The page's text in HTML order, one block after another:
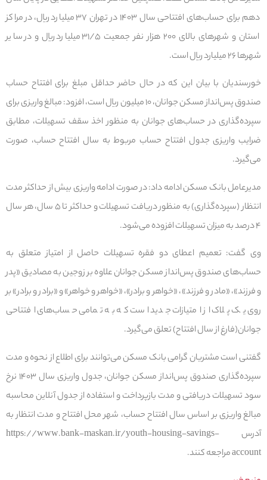
دهم برای حساب‌های افتتاحی سال ۱۴۰۳ در تهران ۳۷ میلیارد ریال، در مراکز
استان و شهرهای بالای ۲۰۰ هزار نفر جمعیت ۳۱/۵ میلیارد ریال و در سایر
شهرها ۲۶ میلیارد ریال است.
خورسندیان با بیان این که در حال حاضر حداقل مبلغ برای افتتاح حساب
صندوق پس‌انداز مسکن جوانان، ۱۰ میلیون ریال است، افزود: مبالغ واریزی برای
سپرده‌گذاری در حساب‌های جوانان به منظور اخذ سقف تسهیلات، مطابق
ضرایب واریزی جدول افتتاح حساب مربوط به سال افتتاح حساب، صورت
می‌گیرد.
مدیرعامل بانک مسکن ادامه داد: در صورت ادامه واریزی بیش از حداکثر مدت
انتظار (سپرده‌گذاری) به منظور دریافت تسهیلات و حداکثر تا ۵ سال، هر سال
۴ درصد به میزان تسهیلات افزوده می‌شود.
وی گفت: تعمیم اعطای دو فقره تسهیلات حاصل از امتیاز متعلق به
حساب‌های صندوق پس‌انداز مسکن جوانان علاوه بر زوجین به مصادیق «پدر
و فرزند»، «مادر و فرزند»، «خواهر و برادر»، «خواهر و خواهر» و «برادر و برادر» بر
روی یک پلاک از امتیازات جدید است که به تمامی حساب‌های افتتاحی
جوانان(فارغ از سال افتتاح) تعلق می‌گیرد.
گفتنی است مشتریان گرامی بانک مسکن می‌توانند برای اطلاع از نحوه و مدت
سپرده‌گذاری صندوق پس‌انداز مسکن جوانان، جدول واریزی سال ۱۴۰۳ نرخ
سود تسهیلات دریافتی و مدت بازپرداخت و استفاده از جدول آنلاین محاسبه
مبالغ واریزی بر اساس سال افتتاح حساب، شهر محل افتتاح و مدت انتظار به
آدرس https://www.bank-maskan.ir/youth-housing-savings-
account مراجعه کنند.